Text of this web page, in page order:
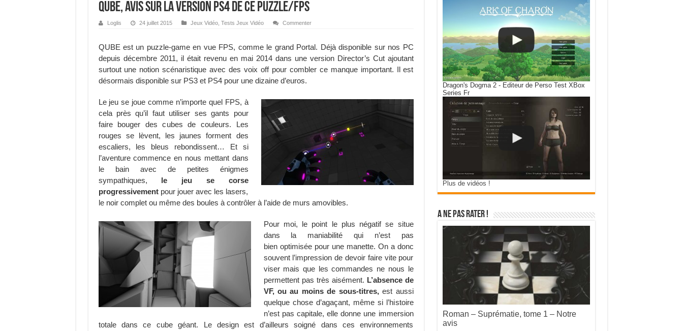
QUBE, avis sur la version PS4 de ce puzzle/FPS
Loglis 24 juillet 2015 Jeux Vidéo, Tests Jeux Vidéo Commenter
QUBE est un puzzle-game en vue FPS, comme le grand Portal. Déjà disponible sur nos PC
depuis décembre 2011, il était revenu en mai 2014 dans une version Director’s Cut ajoutant
surtout une notion scénaristique avec des voix off pour combler ce manque important. Il est
désormais disponible sur PS3 et PS4 pour une dizaine d’euros.
Le jeu se joue comme n’importe quel FPS, à
cela près qu’il faut utiliser ses gants pour
faire bouger des cubes de couleurs. Les
rouges se lèvent, les jaunes forment des
escaliers, les bleus rebondissent… Et si
l’aventure commence en nous mettant dans
le bain avec de petites énigmes
sympathiques, le jeu se corse
progressivementpour jouer avec les lasers,
le noir complet ou même des boules à contrôler à l’aide de murs amovibles.
Pour moi, le point le plus négatif se situe
dans la maniabilité qui n’est pas
bien optimisée pour une manette. On a donc
souvent l’impression de devoir faire vite pour
viser mais que les commandes ne nous le
permettent pas très aisément. L’absence de
VF, ou au moins de sous-titres,est aussi
quelque chose d’agaçant, même si l’histoire
n’est pas capitale, elle donne une immersion
totale dans ce cube géant. Le design est d’ailleurs soigné dans ces environnements
Dragon's Dogma 2 - Editeur de Perso Test XBox
Series Fr
Plus de vidéos !
A ne pas rater !
Roman – Suprématie, tome 1 – Notre
avis